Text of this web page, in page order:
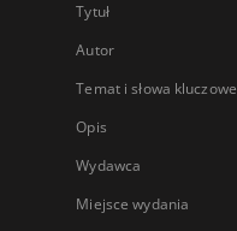
Tytuł
Autor
Temat i słowa kluczowe
Opis
Wydawca
Miejsce wydania